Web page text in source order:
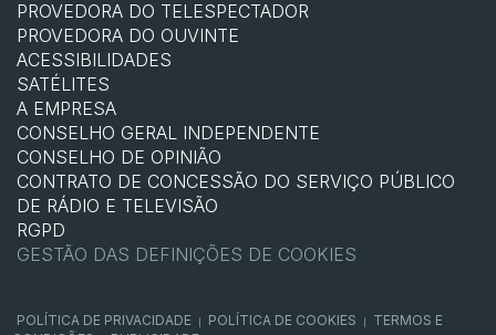
PROVEDORA DO TELESPECTADOR
PROVEDORA DO OUVINTE
ACESSIBILIDADES
SATÉLITES
A EMPRESA
CONSELHO GERAL INDEPENDENTE
CONSELHO DE OPINIÃO
CONTRATO DE CONCESSÃO DO SERVIÇO PÚBLICO
DE RÁDIO E TELEVISÃO
RGPD
GESTÃO DAS DEFINIÇÕES DE COOKIES
POLÍTICA DE PRIVACIDADE POLÍTICA DE COOKIES
TERMOS E